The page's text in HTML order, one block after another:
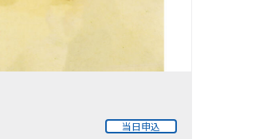
当日申込